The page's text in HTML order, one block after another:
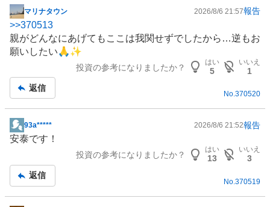
掲
示
板
記
マリナタウン 2026/8/6 21:57報告
>>370513
親がどんなにあげてもここは我関せずでしたから…逆もお
願いしたい🙏✨
投資の参考になりましたか？
はい
5
いいえ
1
返信
No.370520
掲
示
事
93a***** 2026/8/6 21:52報告
安泰です！
投資の参考になりましたか？
はい
13
いいえ
3
返信
No. 370519